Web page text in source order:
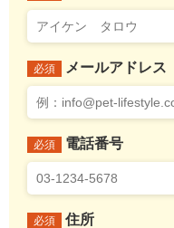
必須 メールアドレス
必須 電話番号
必須 住所